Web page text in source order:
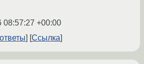
08:57:27 +00:00
Ссылка